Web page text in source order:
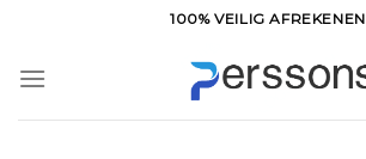
inhoud
100% VEILIG AFREKENEN